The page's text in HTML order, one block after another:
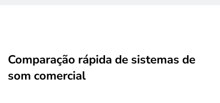
Comparação rápida de sistemas de
som comercial